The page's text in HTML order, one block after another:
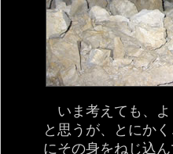
いま考えても、よ
と思うが、とにか
にその身をねじ込ん